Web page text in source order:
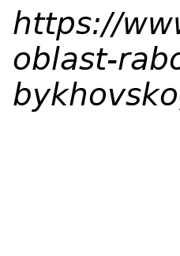
https://
oblast-